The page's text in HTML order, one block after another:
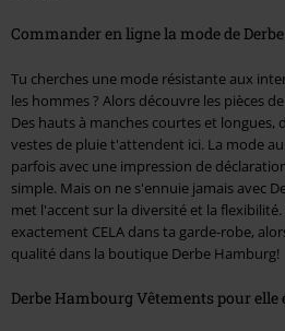
Commander en ligne la mode de
Tu cherches une mode résistante aux
les hommes ? Alors découvre les pièces
Des hauts à manches courtes et longues,
vestes de pluie t'attendent ici. La mode
parfois avec une impression de
simple. Mais on ne s'ennuie jamais avec
met l'accent sur la diversité et la
exactement CELA dans ta garde-robe,
qualité dans la boutique Derbe Hamburg!
Derbe Hambourg Vêtements pour elle